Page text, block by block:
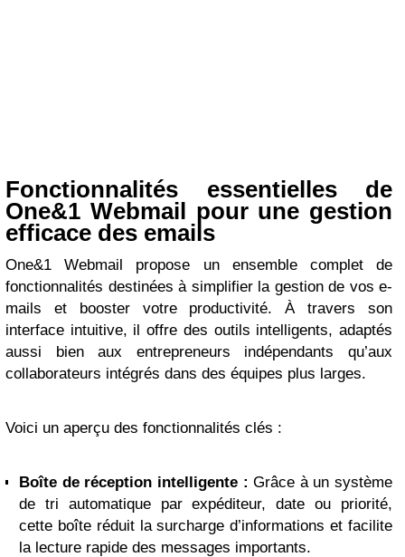
Fonctionnalités essentielles de
One&1 Webmail pour une gestion
efficace des emails
One&1 Webmail propose un ensemble complet de
fonctionnalités destinées à simplifier la gestion de vos e-
mails et booster votre productivité. À travers son
interface intuitive, il offre des outils intelligents, adaptés
aussi bien aux entrepreneurs indépendants qu’aux
collaborateurs intégrés dans des équipes plus larges.
Voici un aperçu des fonctionnalités clés :
Boîte de réception intelligente : Grâce à un système
de tri automatique par expéditeur, date ou priorité,
cette boîte réduit la surcharge d’informations et facilite
la lecture rapide des messages importants.